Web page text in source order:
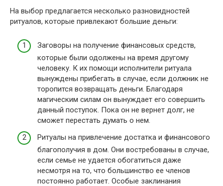
На выбор предлагается несколько разновидностей
ритуалов, которые привлекают большие деньги:
Заговоры на получение финансовых средств,
которые были одолжены на время другому
человеку. К их помощи исполнители ритуала
вынуждены прибегать в случае, если должник не
торопится возвращать деньги. Благодаря
магическим силам он вынуждает его совершить
данный поступок. Пока он не вернет долг, не
сможет перестать думать о нем.
Ритуалы на привлечение достатка и финансового
благополучия в дом. Они востребованы в случае,
если семье не удается обогатиться даже
несмотря на то, что большинство ее членов
постоянно работает. Особые заклинания